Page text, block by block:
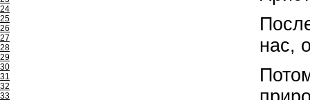
24
25
26
27
28
29
30
31
32
33
нас,